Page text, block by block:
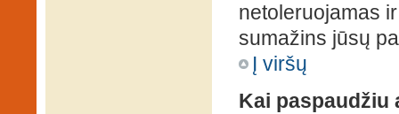
netoleruojamas
sumažins jūsų
Į viršų
Kai